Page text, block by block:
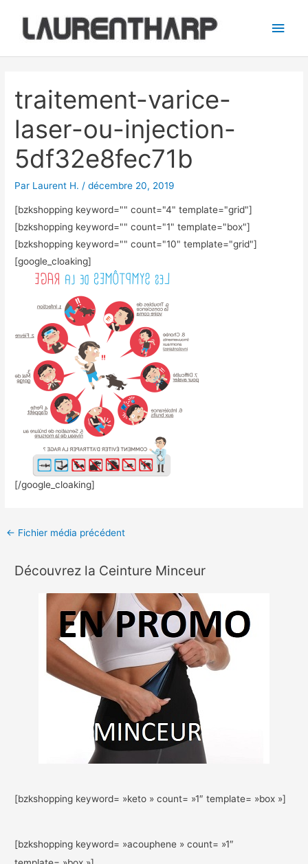
contenu
traitement-varice-
laser-ou-injection-
5df32e8fec71b
Par Laurent H. /décembre 20, 2019
[bzkshopping keyword="" count="4" template="grid"]
[bzkshopping keyword="" count="1" template="box"]
[bzkshopping keyword="" count="10" template="grid"]
[google_cloaking]
[/google_cloaking]
articles
← Fichier média précédent
Découvrez la Ceinture Minceur
[bzkshopping keyword= »keto » count= »1″ template= »box »]
[bzkshopping keyword= »acouphene » count= »1″